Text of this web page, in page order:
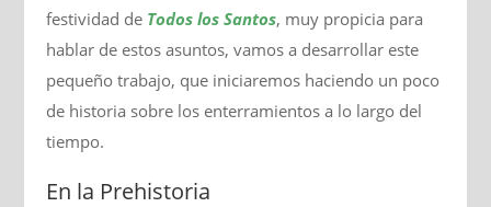
festividad de Todos los Santos, muy propicia para
hablar de estos asuntos, vamos a desarrollar este
pequeño trabajo, que iniciaremos haciendo un poco
de historia sobre los enterramientos a lo largo del
tiempo.
En la Prehistoria